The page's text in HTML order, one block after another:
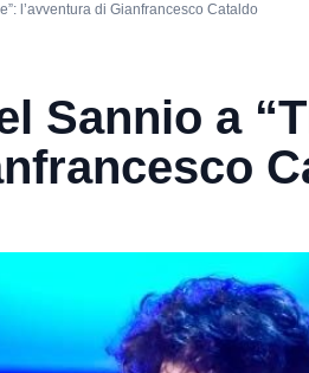
l’avventura di Gianfrancesco Cataldo
Sannio a